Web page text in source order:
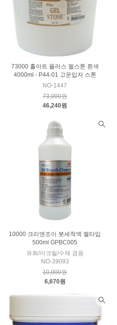
73000 홀아트 플러스 젤스톤 흰색
4000ml - P44-01 고운입자 스톤
NO-1447
73,000원
46,240원
10000 크리앤조이 붓세척액 젤타입
500ml GPBC005
유화/아크릴/수채 겸용
NO-39093
10,000원
6,670원